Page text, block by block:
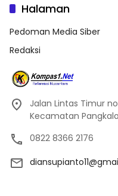
Halaman
Pedoman Media Siber
Redaksi
Jalan Lintas Timur
Kecamatan
0822 8366 2176